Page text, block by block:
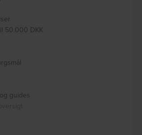
50.000 DKK
guides